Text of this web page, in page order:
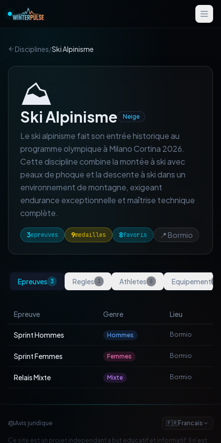
Disciplines/Ski Alpinisme
⛰️
Ski Alpinisme Neige
Le ski alpinisme fait son entrée historique au
programme olympique à Milano Cortina 2026.
Cette discipline combine la montée à ski avec
peaux de phoque et la descente à ski dans un
environnement de montagne, exigeant
endurance exceptionnelle et maîtrise technique
complète.
3epreuves 9medailles 8favoris 📍 Bormio
Epreuves 3 Regles 3 Athletes 8 Equipement
Epreuve Genre Lieu
Sprint Hommes Hommes Bormio
Sprint Femmes Femmes Bormio
Relais Mixte Mixte Bormio
Avis juridique 🇫🇷Francais
Ce site est un projet independant a but educatif et informatif. Il n'est